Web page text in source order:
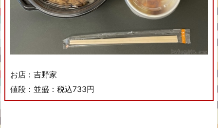
お店：吉野家
値段：並盛：税込733円